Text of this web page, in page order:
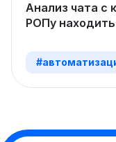
Анализ чата с
РОПу